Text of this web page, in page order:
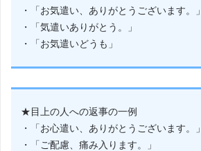
・「お気遣い、ありがとうございます。」
・「気遣いありがとう。」
・「お気遣いどうも」
★目上の人への返事の一例
・「お心遣い、ありがとうございます。」
・「ご配慮、痛み入ります。」